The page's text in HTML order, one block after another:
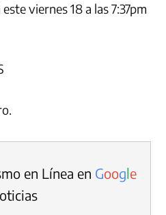
viernes 18 a las 7:37pm
en Línea en Google